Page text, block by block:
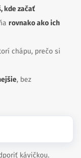
kde začať
rovnako ako ich
chápu, prečo si
, bez
kávičkou.